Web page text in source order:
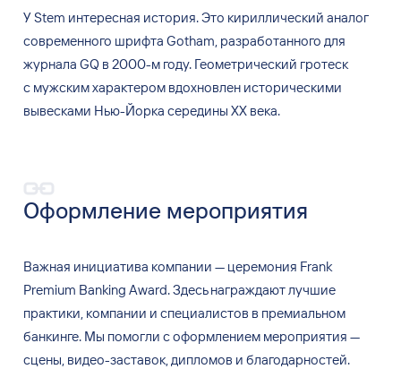
УStem интересная история. Это кириллический аналог
современного шрифта Gotham, разработанного для
журнала GQ в 2000-м году. Геометрический гротеск
с мужским характером вдохновлен историческими
вывесками Нью-Йорка середины XX века.
Оформление мероприятия
Важная инициатива компании —церемония Frank
Premium Banking Award. Здесь награждают лучшие
практики, компании и специалистов в премиальном
банкинге. Мы помогли соформлением мероприятия —
сцены, видео-заставок, дипломов и благодарностей.